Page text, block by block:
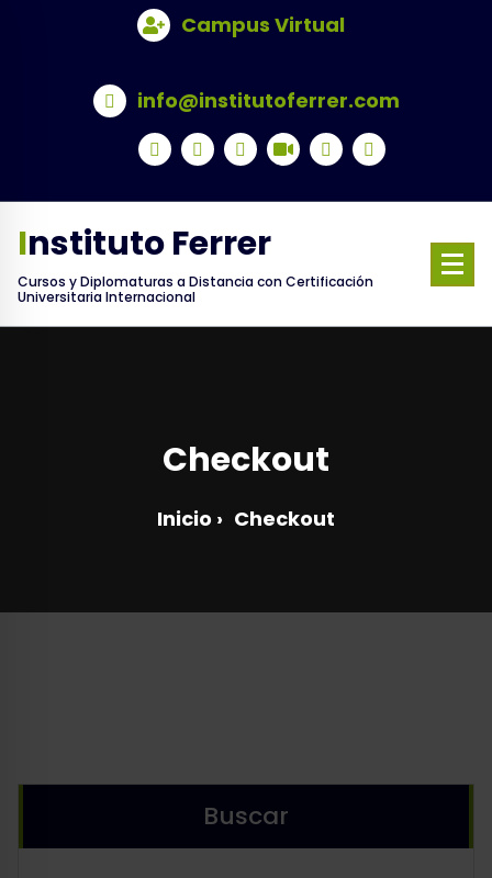
Campus Virtual
info@institutoferrer.com
Instituto Ferrer
Cursos y Diplomaturas a Distancia con Certificación
Universitaria Internacional
Checkout
Inicio › Checkout
Buscar